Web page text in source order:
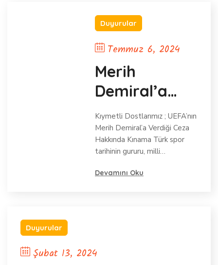
Duyurular
Temmuz 6, 2024
Merih
Demiral’a
Verilen
Haksız Ceza:
Türk Milletinin
Onuruna
Kıymetli Dostlarımız ; UEFA’nın
Merih Demiral’a Verdiği Ceza
Hakkında Kınama Türk spor
tarihinin gururu, milli…
Devamını Oku
Duyurular
Şubat 13, 2024